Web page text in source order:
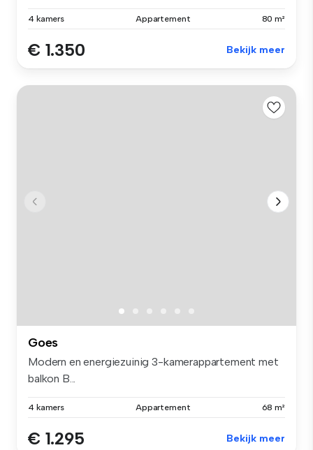
4 kamers Appartement 80 m²
€ 1.350 Bekijk meer
Goes
Modern en energiezuinig 3-kamerappartement met
balkon B...
4 kamers Appartement 68 m²
€ 1.295 Bekijk meer